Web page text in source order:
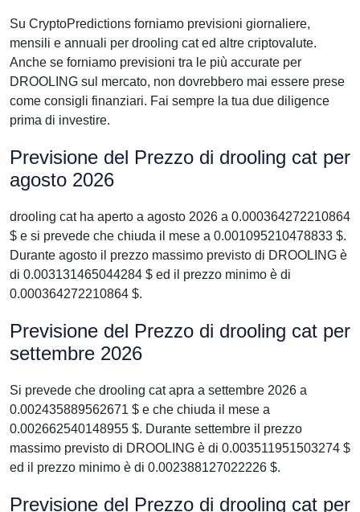
Su CryptoPredictions forniamo previsioni giornaliere,
mensili e annuali per drooling cat ed altre criptovalute.
Anche se forniamo previsioni tra le più accurate per
DROOLING sul mercato, non dovrebbero mai essere prese
come consigli finanziari. Fai sempre la tua due diligence
prima di investire.
Previsione del Prezzo di drooling cat per
agosto 2026
drooling cat ha aperto a agosto 2026 a 0.000364272210864
$ e si prevede che chiuda il mese a 0.001095210478833 $.
Durante agosto il prezzo massimo previsto di DROOLING è
di 0.003131465044284 $ ed il prezzo minimo è di
0.000364272210864 $.
Previsione del Prezzo di drooling cat per
settembre 2026
Si prevede che drooling cat apra a settembre 2026 a
0.002435889562671 $ e che chiuda il mese a
0.002662540148955 $. Durante settembre il prezzo
massimo previsto di DROOLING è di 0.003511951503274 $
ed il prezzo minimo è di 0.002388127022226 $.
Previsione del Prezzo di drooling cat per